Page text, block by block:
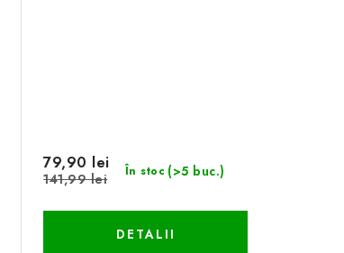
În stoc (>5 buc.)
79,90 lei
141,99 lei
DETALII